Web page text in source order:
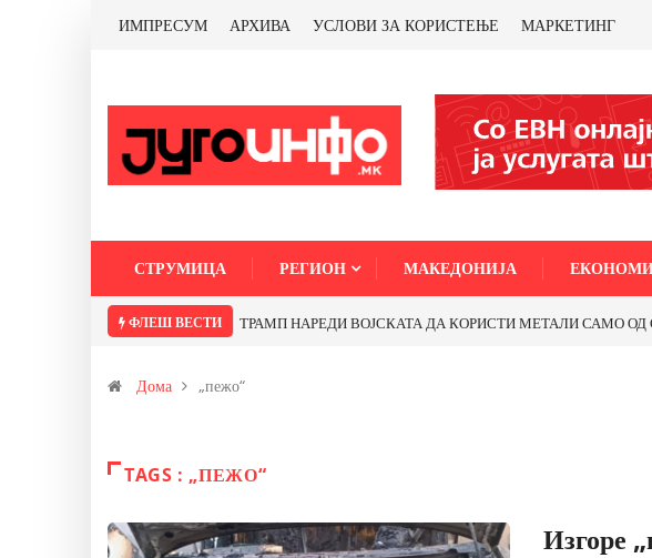
ИМПРЕСУМ АРХИВА УСЛОВИ ЗА КОРИСТЕЊЕ МАРКЕТИНГ
СТРУМИЦА РЕГИОН МАКЕДОНИЈА
ФЛЕШ ВЕСТИ ТРАМП НАРЕДИ ВОЈСКАТА ДА КОРИСТИ МЕТАЛИ САМО ОД САД
Дома „пежо“
TAGS : „ПЕЖО“
Изгоре